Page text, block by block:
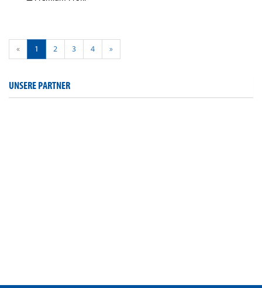
« 1 2 3 4 »
UNSERE PARTNER